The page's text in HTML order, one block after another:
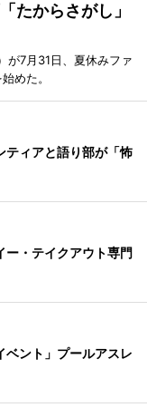
たからさがし」
が7月31日、夏休みファ
めた。
ティアと語り部が「怖
ー・テイクアウト専門
ベント」プールアスレ